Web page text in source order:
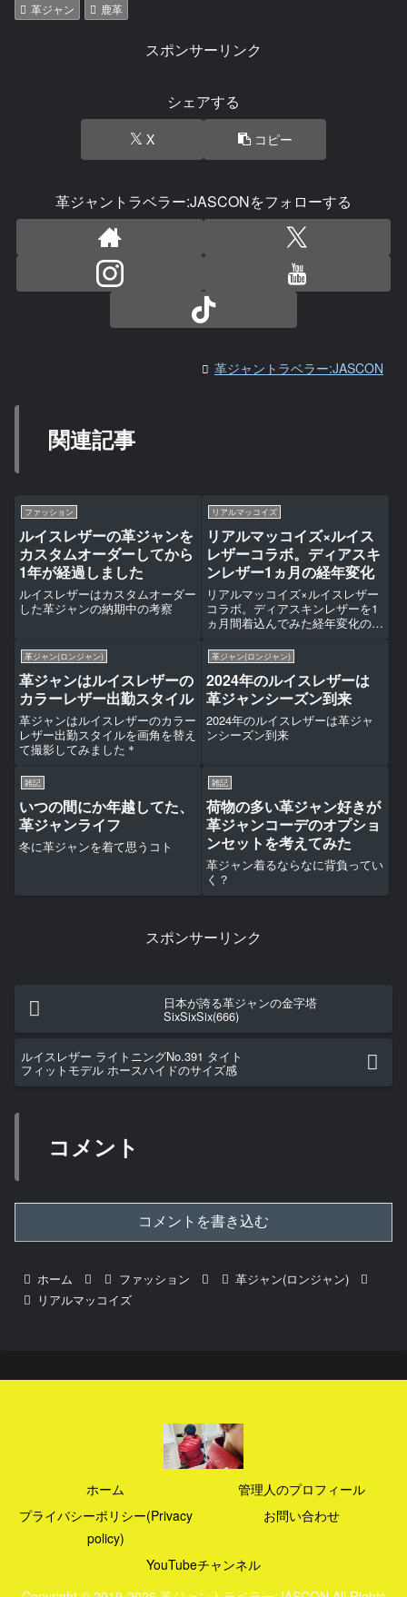
革ジャン
鹿革
スポンサーリンク
シェアする
X コピー
革ジャントラベラー:JASCONをフォローする
革ジャントラベラー:JASCON
関連記事
ファッション
ルイスレザーの革ジャンを
カスタムオーダーしてから
1年が経過しました
ルイスレザーはカスタムオーダー
した革ジャンの納期中の考察
リアルマッコイズ
リアルマッコイズ×ルイス
レザーコラボ。ディアスキ
ンレザー1ヵ月の経年変化
リアルマッコイズ×ルイスレザー
コラボ。ディアスキンレザーを1
ヵ月間着込んでみた経年変化の記
革ジャン(ロンジャン)
革ジャンはルイスレザーの
カラーレザー出勤スタイル
革ジャンはルイスレザーのカラー
レザー出勤スタイルを画角を替え
て撮影してみました＊
革ジャン(ロンジャン)
2024年のルイスレザーは
革ジャンシーズン到来
2024年のルイスレザーは革ジャ
ンシーズン到来
雑記
いつの間にか年越してた、
革ジャンライフ
冬に革ジャンを着て思うコト
雑記
荷物の多い革ジャン好きが
革ジャンコーデのオプショ
ンセットを考えてみた
革ジャン着るならなに背負ってい
く？
スポンサーリンク
日本が誇る革ジャンの金字塔
SixSixSix(666)
ルイスレザー ライトニングNo.391 タイト
フィットモデル ホースハイドのサイズ感
コメント
コメントを書き込む
ホーム ファッション
革ジャン(ロンジャン)
リアルマッコイズ
ホーム
管理人のプロフィール
プライバシーポリシー(Privacy
policy)
お問い合わせ
YouTubeチャンネル